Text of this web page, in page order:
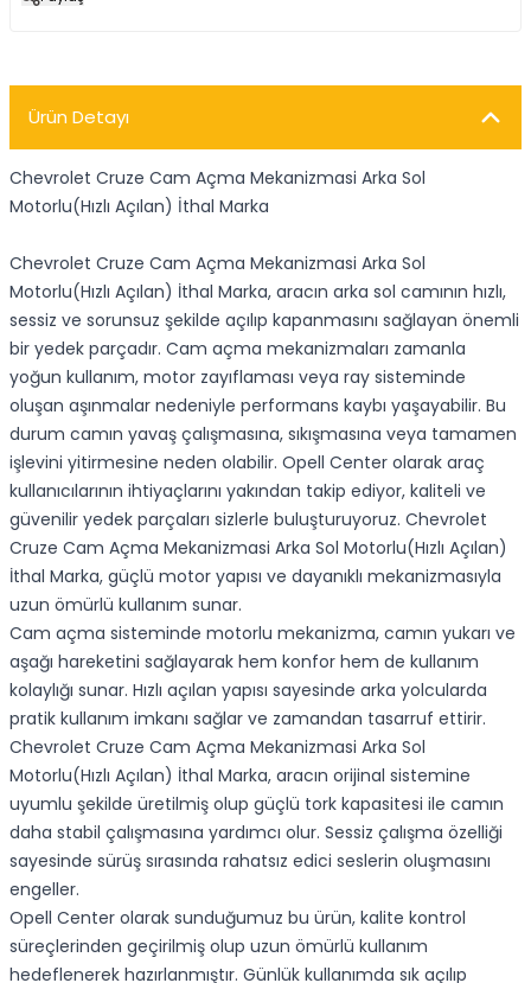
Ürün Detayı
Chevrolet Cruze Cam Açma Mekanizmasi Arka Sol
Motorlu(Hızlı Açılan) İthal Marka
Chevrolet Cruze Cam Açma Mekanizmasi Arka Sol
Motorlu(Hızlı Açılan) İthal Marka, aracın arka sol camının hızlı,
sessiz ve sorunsuz şekilde açılıp kapanmasını sağlayan önemli
bir yedek parçadır. Cam açma mekanizmaları zamanla
yoğun kullanım, motor zayıflaması veya ray sisteminde
oluşan aşınmalar nedeniyle performans kaybı yaşayabilir. Bu
durum camın yavaş çalışmasına, sıkışmasına veya tamamen
işlevini yitirmesine neden olabilir. Opell Center olarak araç
kullanıcılarının ihtiyaçlarını yakından takip ediyor, kaliteli ve
güvenilir yedek parçaları sizlerle buluşturuyoruz. Chevrolet
Cruze Cam Açma Mekanizmasi Arka Sol Motorlu(Hızlı Açılan)
İthal Marka, güçlü motor yapısı ve dayanıklı mekanizmasıyla
uzun ömürlü kullanım sunar.
Cam açma sisteminde motorlu mekanizma, camın yukarı ve
aşağı hareketini sağlayarak hem konfor hem de kullanım
kolaylığı sunar. Hızlı açılan yapısı sayesinde arka yolcularda
pratik kullanım imkanı sağlar ve zamandan tasarruf ettirir.
Chevrolet Cruze Cam Açma Mekanizmasi Arka Sol
Motorlu(Hızlı Açılan) İthal Marka, aracın orijinal sistemine
uyumlu şekilde üretilmiş olup güçlü tork kapasitesi ile camın
daha stabil çalışmasına yardımcı olur. Sessiz çalışma özelliği
sayesinde sürüş sırasında rahatsız edici seslerin oluşmasını
engeller.
Opell Center olarak sunduğumuz bu ürün, kalite kontrol
süreçlerinden geçirilmiş olup uzun ömürlü kullanım
hedeflenerek hazırlanmıştır. Günlük kullanımda sık açılıp